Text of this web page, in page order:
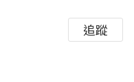
追蹤